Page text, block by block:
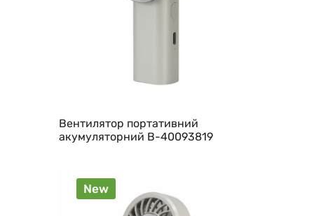
Вентилятор портативний
акумуляторний B-40093819
New